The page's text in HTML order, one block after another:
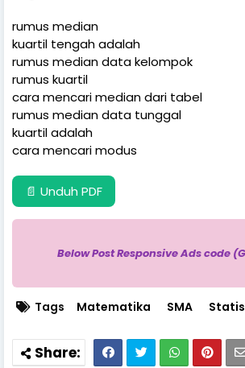
rumus median
kuartil tengah adalah
rumus median data kelompok
rumus kuartil
cara mencari median dari tabel
rumus median data tunggal
kuartil adalah
cara mencari modus
📄 Unduh PDF
Below Post Responsive Ads code
Tags Matematika SMA